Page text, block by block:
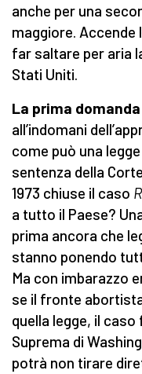
anche per una
maggiore. Accende
far saltare per aria
Stati Uniti.
La prima
all’indomani
come può una
sentenza della
1973 chiuse il caso
a tutto il Paese?
prima ancora che
stanno ponendo
Ma con imbarazzo
se il fronte
quella legge, il
Suprema di
potrà non tirare